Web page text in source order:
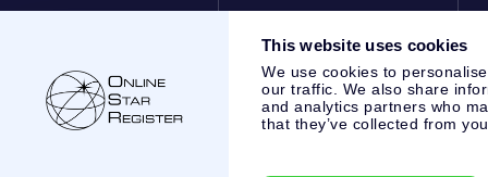
This website uses cookies
We use cookies to
our traffic. We also share
and analytics partners who
that they’ve collected from